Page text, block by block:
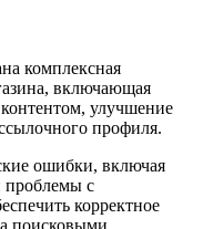
комплексная
включающая
улучшение
профиля.
ошибки, включая
проблемы с
корректное
поисковыми